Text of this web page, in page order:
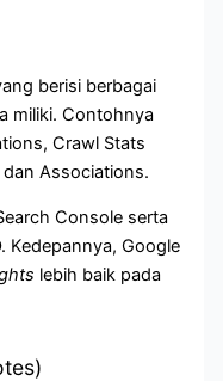
berisi berbagai
miliki. Contohnya
Crawl Stats
Associations.
Console serta
Kedepannya, Google
lebih baik pada